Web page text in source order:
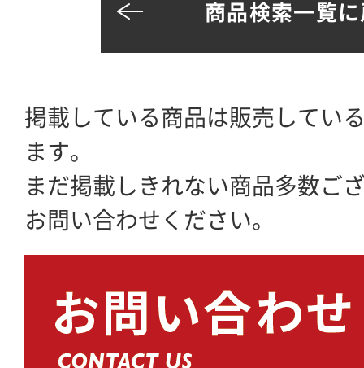
商品検索一覧
掲載している商品は販売してい
ます。
まだ掲載しきれない商品多数ご
お問い合わせください。